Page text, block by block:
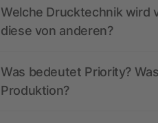
Welche Drucktechnik wird
diese von anderen?
Was bedeutet Priority?
Produktion?